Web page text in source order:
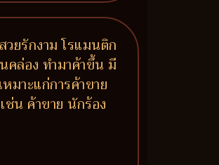
ยรักงาม โรแมนติก
คล่อง ทำมาค้าขึ้น มี
มาะแก่การค้าขาย
ช่น ค้าขาย นักร้อง